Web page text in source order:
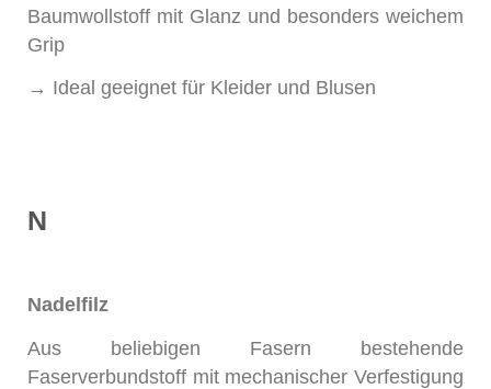
Baumwollstoff mit Glanz und besonders weichem
Grip
→ Ideal geeignet für Kleider und Blusen
N
Nadelfilz
Aus beliebigen Fasern bestehende
Faserverbundstoff mit mechanischer Verfestigung